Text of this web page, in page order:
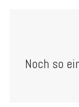
Noch so